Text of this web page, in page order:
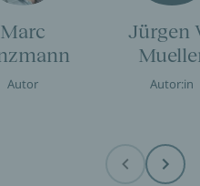
Marc
Autor
Jürgen
Autor:in
Before Next